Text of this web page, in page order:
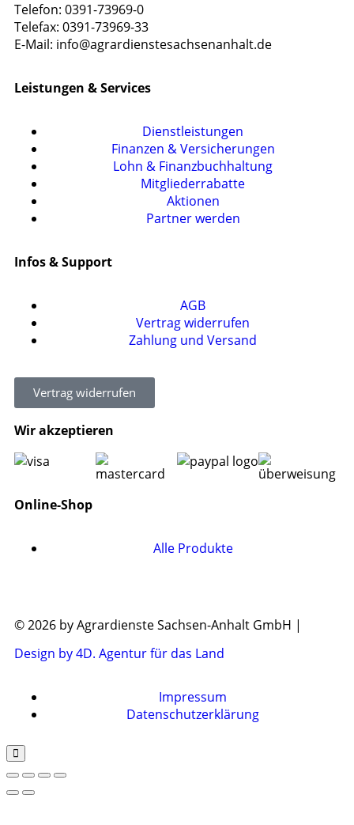
Telefon: 0391-73969-0
Telefax: 0391-73969-33
E-Mail: info@agrardienstesachsenanhalt.de
Leistungen & Services
Dienstleistungen
Finanzen & Versicherungen
Lohn & Finanzbuchhaltung
Mitgliederrabatte
Aktionen
Partner werden
Infos & Support
AGB
Vertrag widerrufen
Zahlung und Versand
Vertrag widerrufen
Wir akzeptieren
Online-Shop
Alle Produkte
© 2026 by Agrardienste Sachsen-Anhalt GmbH |
Design by 4D. Agentur für das Land
Impressum
Datenschutzerklärung